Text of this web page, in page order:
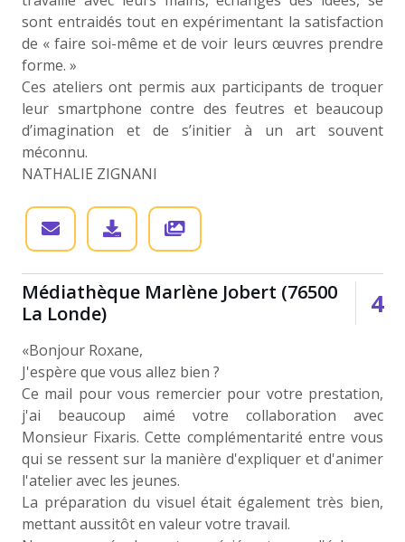
sont entraidés tout en expérimentant la satisfaction
de « faire soi-même et de voir leurs œuvres prendre
forme. »
Ces ateliers ont permis aux participants de troquer
leur smartphone contre des feutres et beaucoup
d’imagination et de s’initier à un art souvent
méconnu.
NATHALIE ZIGNANI
Médiathèque Marlène Jobert (76500
La Londe)
4
«Bonjour Roxane,
J'espère que vous allez bien ?
Ce mail pour vous remercier pour votre prestation,
j'ai beaucoup aimé votre collaboration avec
Monsieur Fixaris. Cette complémentarité entre vous
qui se ressent sur la manière d'expliquer et d'animer
l'atelier avec les jeunes.
La préparation du visuel était également très bien,
mettant aussitôt en valeur votre travail.